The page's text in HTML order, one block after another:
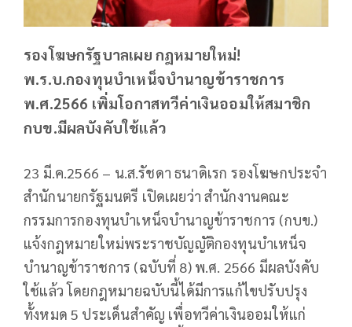
รองโฆษกรัฐบาลเผย กฎหมายใหม่!
พ.ร.บ.กองทุนบำเหน็จบำนาญข้าราชการ
พ.ศ.2566 เพิ่มโอกาสทวีค่าเงินออมให้สมาชิก
กบข.มีผลบังคับใช้แล้ว
23 มี.ค.2566 – น.ส.รัชดา ธนาดิเรก รองโฆษกประจำ
สำนักนายกรัฐมนตรี เปิดเผยว่า สำนักงานคณะ
กรรมการกองทุนบำเหน็จบำนาญข้าราชการ (กบข.)
แจ้งกฎหมายใหม่พระราชบัญญัติกองทุนบำเหน็จ
บำนาญข้าราชการ (ฉบับที่ 8) พ.ศ. 2566 มีผลบังคับ
ใช้แล้ว โดยกฎหมายฉบับนี้ได้มีการแก้ไขปรับปรุง
ทั้งหมด 5 ประเด็นสำคัญ เพื่อทวีค่าเงินออมให้แก่